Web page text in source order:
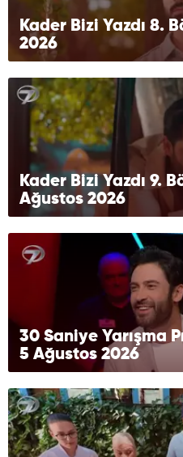
Kader Bizi Yazdı 8.
2026
Kader Bizi Yazdı 9.
Ağustos 2026
30 Saniye Yarışma
5 Ağustos 2026